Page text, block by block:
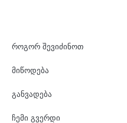
როგორ შევიძინოთ
მიწოდება
განვადება
ჩემი გვერდი